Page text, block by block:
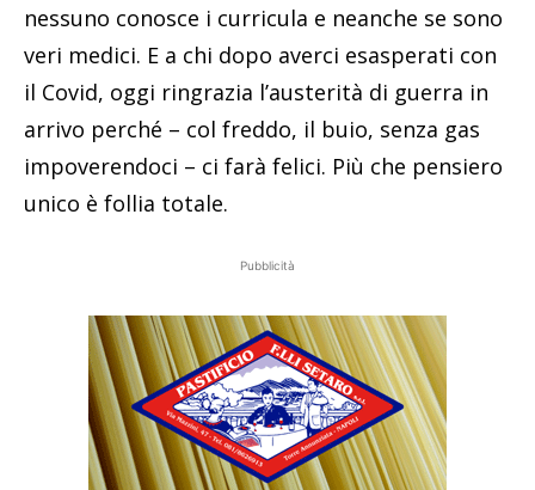
nessuno conosce i curricula e neanche se sono
veri medici. E a chi dopo averci esasperati con
il Covid, oggi ringrazia l’austerità di guerra in
arrivo perché – col freddo, il buio, senza gas
impoverendoci – ci farà felici. Più che pensiero
unico è follia totale.
Pubblicità